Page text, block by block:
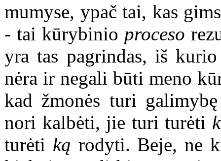
mumyse, ypač tai, kas
- tai kūrybinio proceso
yra tas pagrindas, iš
nėra ir negali būti meno
kad žmonės turi
nori kalbėti, jie turi turėti
turėti ką rodyti. Beje, ne